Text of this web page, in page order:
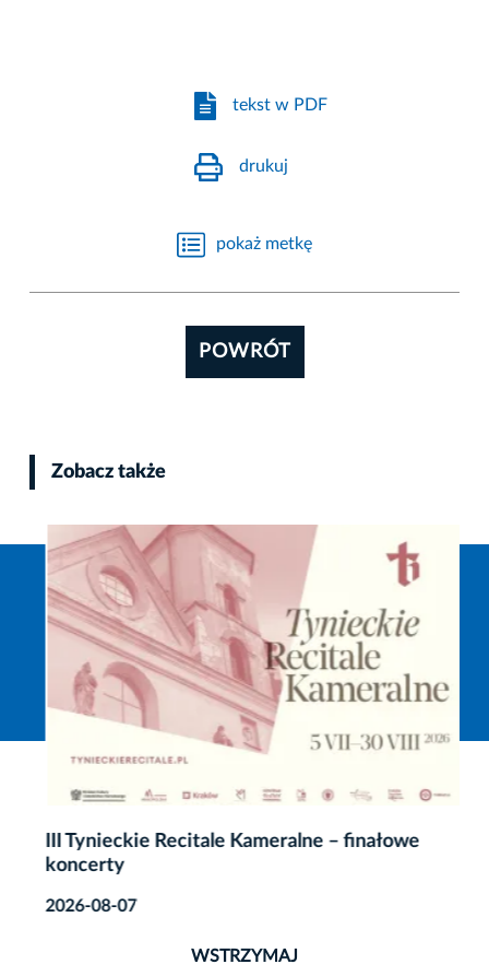
tekst w PDF
drukuj
pokaż metkę
POWRÓT
Zobacz także
III Tynieckie Recitale Kameralne – finałowe
koncerty
2026-08-07
WSTRZYMAJ